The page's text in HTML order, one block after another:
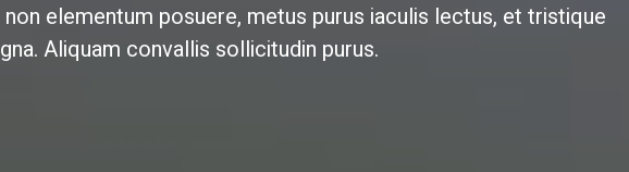
non elementum posuere, metus purus iaculis lectus, et tristique
Aliquam convallis sollicitudin purus.